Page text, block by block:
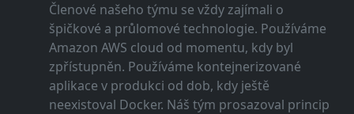
Členové našeho týmu se vždy zajímali o
špičkové a průlomové technologie. Používáme
Amazon AWS cloud od momentu, kdy byl
zpřístupněn. Používáme kontejnerizované
aplikace v produkci od dob, kdy ještě
neexistoval Docker. Náš tým prosazoval princip